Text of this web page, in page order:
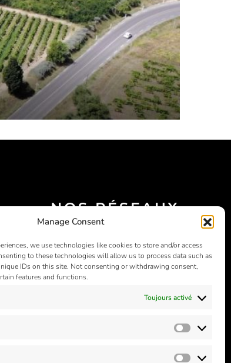
Manage Consent
we use technologies like cookies to store and/or access
to these technologies will allow us to process data such as
IDs on this site. Not consenting or withdrawing consent,
features and functions.
Toujours activé
Statistics
NOS RÉSEAUX
SOCIAUX